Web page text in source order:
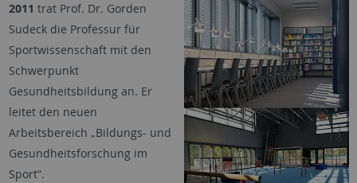
2011 trat Prof. Dr. Gorden
Sudeck die Professur für
Sportwissenschaft mit den
Schwerpunkt
Gesundheitsbildung an. Er
leitet den neuen
Arbeitsbereich „Bildungs- und
Gesundheitsforschung im
Sport“.